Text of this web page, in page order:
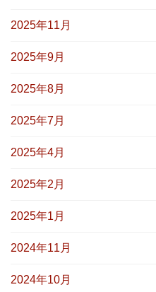
2025年11月
2025年9月
2025年8月
2025年7月
2025年4月
2025年2月
2025年1月
2024年11月
2024年10月